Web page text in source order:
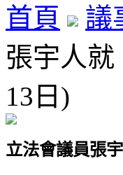
首頁 議
張宇人就
13日)
立法會議員張